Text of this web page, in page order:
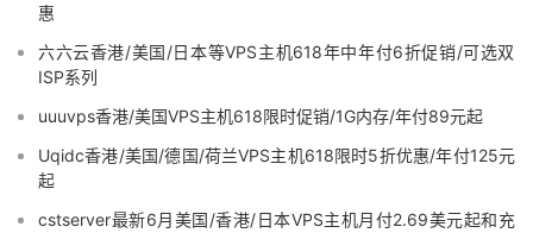
惠
六六云香港/美国/日本等VPS主机618年中年付6折促销/可选双
ISP系列
uuuvps香港/美国VPS主机618限时促销/1G内存/年付89元起
Uqidc香港/美国/德国/荷兰VPS主机618限时5折优惠/年付125元
起
cstserver最新6月美国/香港/日本VPS主机月付2.69美元起和充